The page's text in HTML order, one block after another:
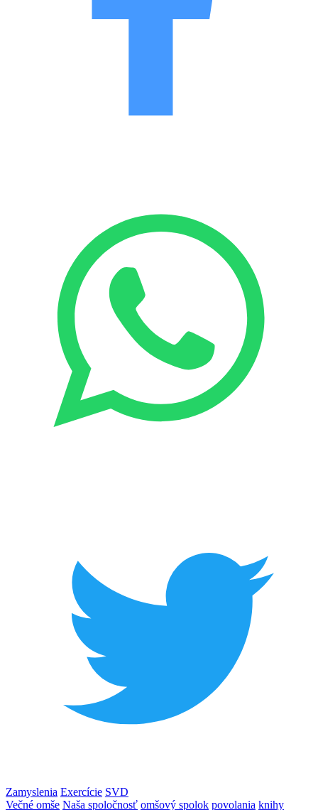
Zamyslenia Exercície SVD
Večné omše Naša spoločnosť omšový spolok povolania knihy